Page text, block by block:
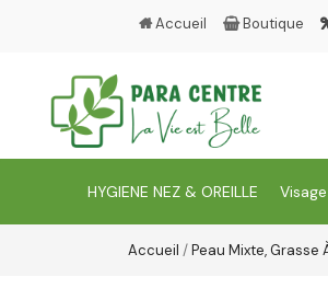
Accueil Boutique
HYGIENE NEZ & OREILLE Visage
Accueil /Peau Mixte, Grasse